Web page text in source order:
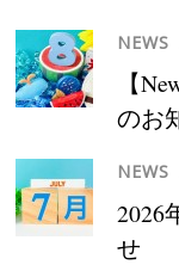
NEWS
【
のお
NEWS
2026
せ